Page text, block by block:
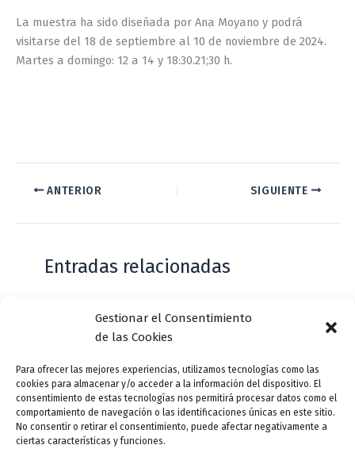
Gestionar el Consentimiento
de las Cookies
Para ofrecer las mejores experiencias, utilizamos tecnologías como las
cookies para almacenar y/o acceder a la información del dispositivo. El
consentimiento de estas tecnologías nos permitirá procesar datos como el
comportamiento de navegación o las identificaciones únicas en este sitio.
No consentir o retirar el consentimiento, puede afectar negativamente a
ciertas características y funciones.
La muestra ha sido diseñada por Ana Moyano y podrá
visitarse del 18 de septiembre al 10 de noviembre de 2024.
Martes a domingo: 12 a 14 y 18:30.21;30 h.
ANTERIOR SIGUIENTE
Entradas relacionadas
Casa de Zorrilla conmemorarán el 168
aniversario del estreno de Don Juan
Tenorio
Deja un comentario / Actualidad / Por VLLensutinta